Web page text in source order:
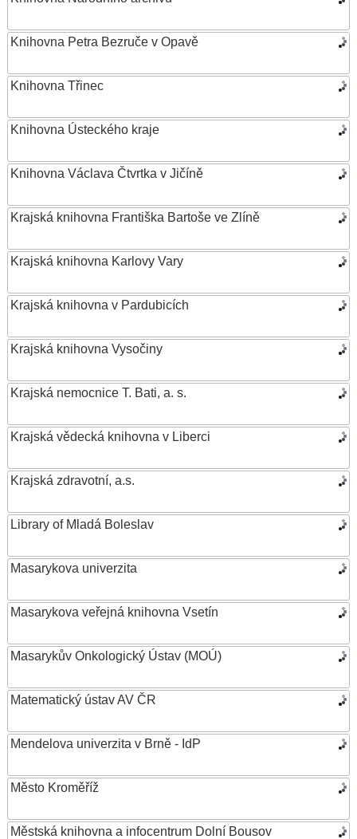
Knihovna Petra Bezruče v Opavě
Knihovna Třinec
Knihovna Ústeckého kraje
Knihovna Václava Čtvrtka v Jičíně
Krajská knihovna Františka Bartoše ve Zlíně
Krajská knihovna Karlovy Vary
Krajská knihovna v Pardubicích
Krajská knihovna Vysočiny
Krajská nemocnice T. Bati, a. s.
Krajská vědecká knihovna v Liberci
Krajská zdravotní, a.s.
Library of Mladá Boleslav
Masarykova univerzita
Masarykova veřejná knihovna Vsetín
Masarykův Onkologický Ústav (MOÚ)
Matematický ústav AV ČR
Mendelova univerzita v Brně - IdP
Město Kroměříž
Městská knihovna a infocentrum Dolní Bousov